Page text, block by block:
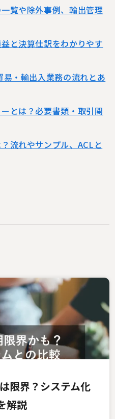
覧や除外事例、輸出管理
と決算仕訳をわかりやす
易・輸出入業務の流れとあ
とは？必要書類・取引関
流れやサンプル、ACLと
限界？システム化
解説